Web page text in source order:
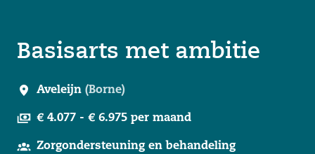
Basisarts met ambitie
Aveleijn (Borne)
€ 4.077 - € 6.975 per maand
Zorgondersteuning en behandeling